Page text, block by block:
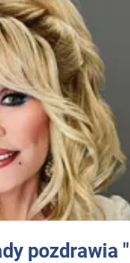
pozdrawia